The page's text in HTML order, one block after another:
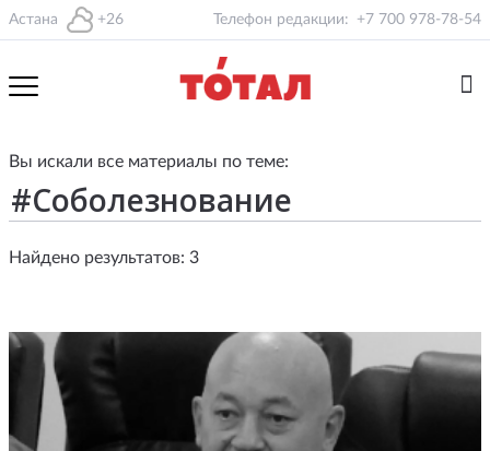
Астана +26 Телефон редакции: +7 700 978-78-54
Вы искали все материалы по теме:
Найдено результатов: 3